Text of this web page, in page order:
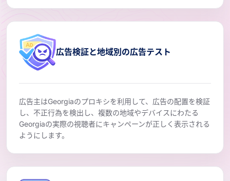
広告検証と地域別の広告テスト
広告主はGeorgiaのプロキシを利用して、広告の配置を検証
し、不正行為を検出し、複数の地域やデバイスにわたる
Georgiaの実際の視聴者にキャンペーンが正しく表示される
ようにします。